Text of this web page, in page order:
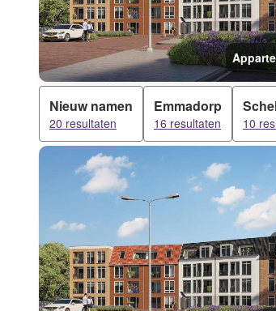
Nieuw namen
20 resultaten
Emmadorp
16 resultaten 10